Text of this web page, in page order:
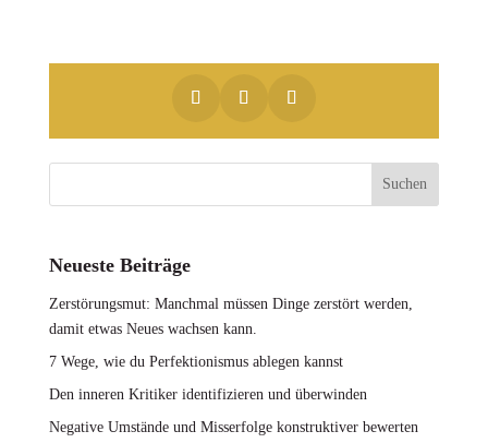
Neueste Beiträge
Zerstörungsmut: Manchmal müssen Dinge zerstört werden,
damit etwas Neues wachsen kann.
7 Wege, wie du Perfektionismus ablegen kannst
Den inneren Kritiker identifizieren und überwinden
Negative Umstände und Misserfolge konstruktiver bewerten